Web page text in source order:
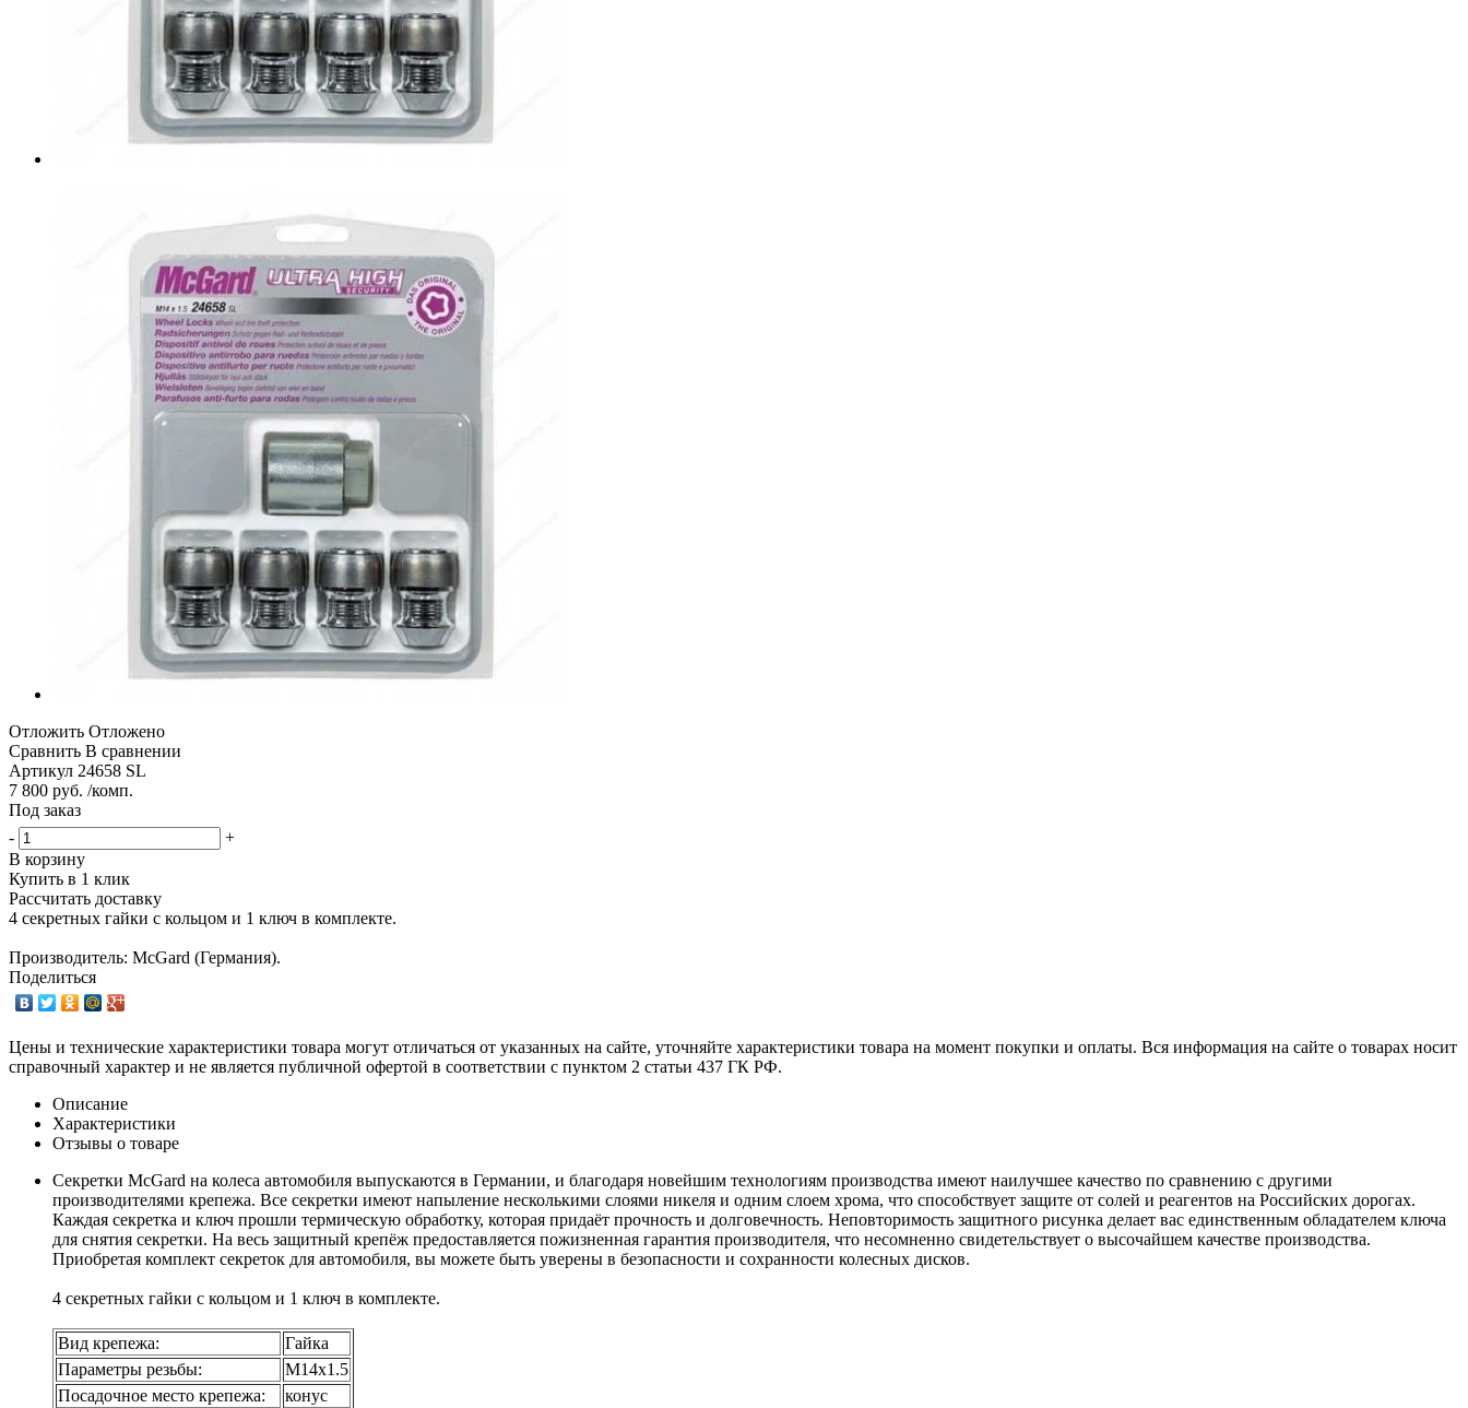
Отложить Отложено
Сравнить В сравнении
Артикул 24658 SL
7 800 руб. /комп.
Под заказ
-
+
В корзину
Купить в 1 клик
Рассчитать доставку
4 секретных гайки с кольцом и 1 ключ в комплекте.
Производитель: McGard (Германия).
Поделиться
Цены и технические характеристики товара могут отличаться от указанных на сайте, уточняйте характеристики товара на момент покупки и оплаты. Вся информация на сайте о товарах носит
справочный характер и не является публичной офертой в соответствии с пунктом 2 статьи 437 ГК РФ.
Описание
Характеристики
Отзывы о товаре
Секретки McGard на колеса автомобиля выпускаются в Германии, и благодаря новейшим технологиям производства имеют наилучшее качество по сравнению с другими
производителями крепежа. Все секретки имеют напыление несколькими слоями никеля и одним слоем хрома, что способствует защите от солей и реагентов на Российских дорогах.
Каждая секретка и ключ прошли термическую обработку, которая придаёт прочность и долговечность. Неповторимость защитного рисунка делает вас единственным обладателем ключа
для снятия секретки. На весь защитный крепёж предоставляется пожизненная гарантия производителя, что несомненно свидетельствует о высочайшем качестве производства.
Приобретая комплект секреток для автомобиля, вы можете быть уверены в безопасности и сохранности колесных дисков.
4 секретных гайки с кольцом и 1 ключ в комплекте.
Вид крепежа:
Гайка
Параметры резьбы:
М14х1.5
Посадочное место крепежа:
конус